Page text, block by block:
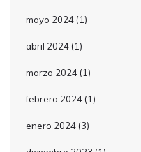
mayo 2024 (1)
abril 2024 (1)
marzo 2024 (1)
febrero 2024 (1)
enero 2024 (3)